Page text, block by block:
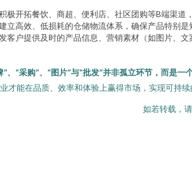
积极开拓餐饮、商超、便利店、社区团购等B端渠道
建立高效、低损耗的仓储物流体系，确保产品特别
客户提供及时的产品信息、营销素材（如图片、
、“采购”、“图片”与“批发”并非孤立环节，而是一
才能在品质、效率和体验上赢得市场，实现可持
如若转载，